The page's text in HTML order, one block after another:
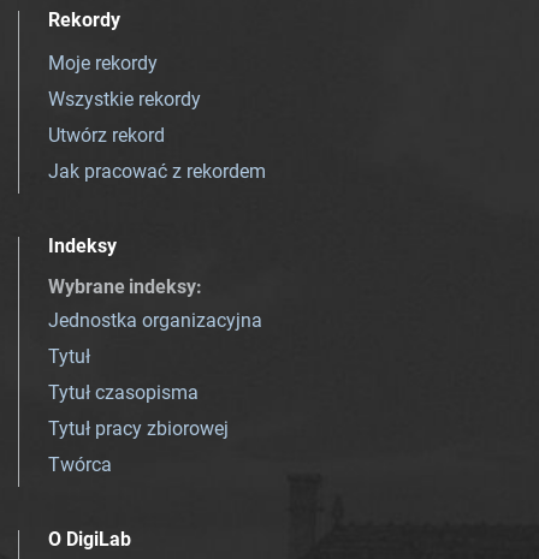
Rekordy
Moje rekordy
Wszystkie rekordy
Utwórz rekord
Jak pracować z rekordem
Indeksy
Wybrane indeksy:
Jednostka organizacyjna
Tytuł
Tytuł czasopisma
Tytuł pracy zbiorowej
Twórca
O DigiLab